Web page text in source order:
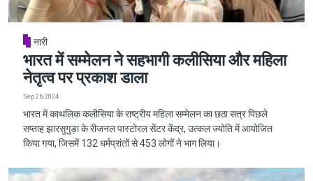
नारी
भारत में सम्मेलन ने सहभागी कलीसिया और महिला
नेतृत्व पर प्रकाश डाला
Sep 26, 2024
भारत में काथलिक कलीसिया के राष्ट्रीय महिला सम्मेलन का छठा सत्र पिछले
सप्ताह झारसुगुड़ा के रीजनल पास्टोरल सेंटर केंद्र, उत्कल ज्योति में आयोजित
किया गया, जिसमें 132 धर्मप्रांतों से 453 लोगों ने भाग लिया।